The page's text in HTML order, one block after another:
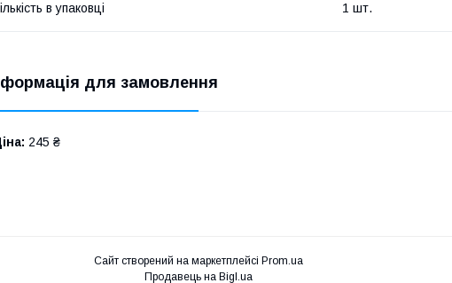
в упаковці 1 шт.
для замовлення
245 ₴
Сайт створений на маркетплейсі Prom.ua
Продавець на Bigl.ua